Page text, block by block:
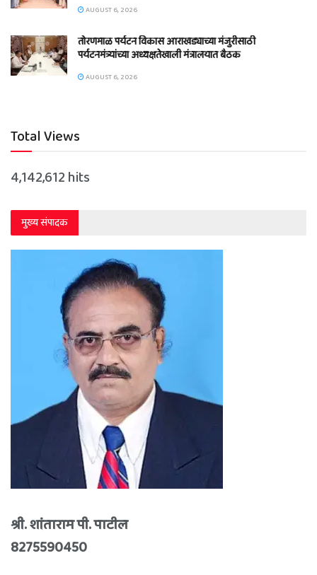
AUGUST 6, 2026
तोरणमाळ पर्यटन विकास आराखड्याच्या मंजुरीसाठी
पर्यटनमंत्र्यांच्या अध्यक्षतेखाली मंत्रालयात बैठक
AUGUST 6, 2026
Total Views
4,142,612 hits
मुख्य संपादक
श्री. शांताराम पी. पाटील
8275590450